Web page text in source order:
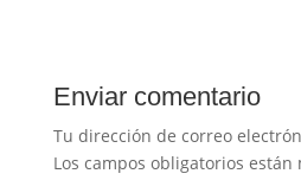
Enviar comentario
Tu dirección de correo
Los campos obligatorios están